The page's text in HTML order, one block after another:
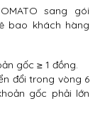
sang gói
bao khách hàng
gốc ≥ 1 đồng.
đổi trong vòng 6
gốc phải lớn